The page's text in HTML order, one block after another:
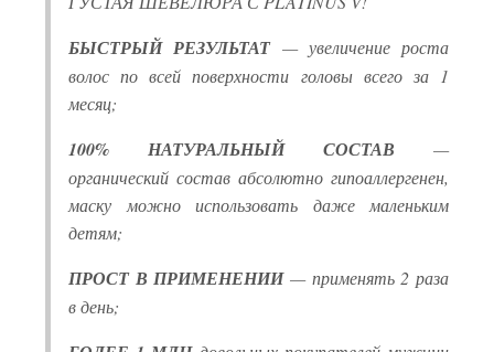
БЫСТРЫЙ РЕЗУЛЬТАТ— увеличение роста
волос по всей поверхности головы всего за 1
месяц;
100% НАТУРАЛЬНЫЙ СОСТАВ —
органический состав абсолютно гипоаллергенен,
маску можно использовать даже маленьким
детям;
ПРОСТ В ПРИМЕНЕНИИ— применять 2 раза
в день;